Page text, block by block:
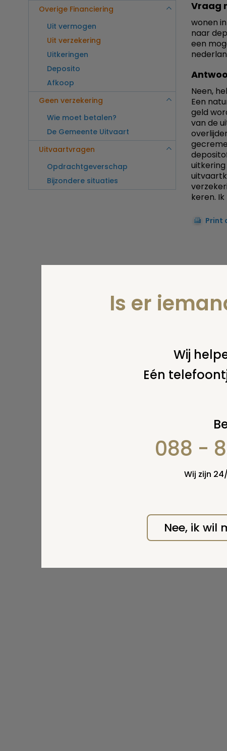
Overige Financiering
Uit vermogen
Uit verzekering
Uitkeringen
Deposito
Afkoop
Geen verzekering
Wie moet betalen?
De Gemeente Uitvaart
Uitvaartvragen
Opdrachtgeverschap
Bijzondere situaties
Vraag
wonen
naar
een
Neen,
Een
geld
van de
keren.
Print
Is er
Wij
Eén
088 -
Wij zijn
Nee, ik wil